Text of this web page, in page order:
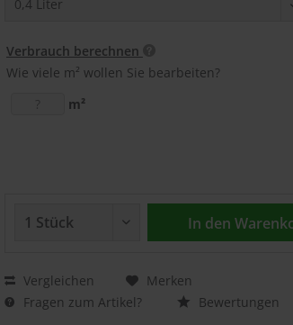
Verbrauch berechnen
Wie viele m² wollen Sie bearbeiten?
m²
In den
Vergleichen
Merken
Fragen zum Artikel?
Bewertungen